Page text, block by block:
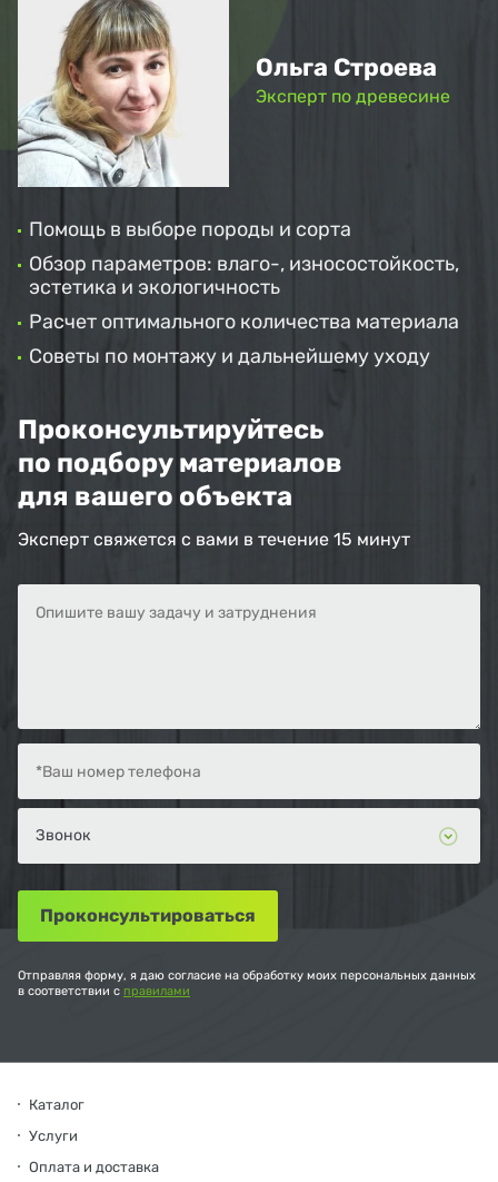
Ольга Строева
Эксперт по древесине
Помощь в выборе породы и сорта
Обзор параметров: влаго-, износостойкость,
эстетика и экологичность
Расчет оптимального количества материала
Советы по монтажу и дальнейшему уходу
Проконсультируйтесь
по подбору материалов
для вашего объекта
Эксперт свяжется с вами в течение 15 минут
Отправляя форму, я даю согласие на обработку моих персональных данных
в соответствии с правилами
Каталог
Услуги
Оплата и доставка